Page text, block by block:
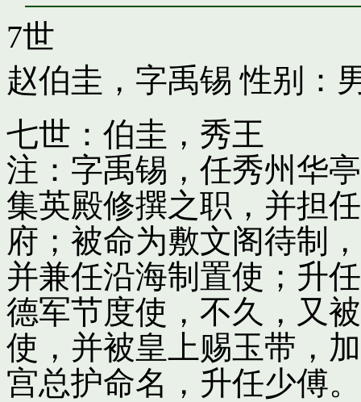
7世
赵伯圭，字禹锡 性别：
七世：伯圭，秀王
注：字禹锡，任秀州华
集英殿修撰之职，并担
府；被命为敷文阁待制
并兼任沿海制置使；升
德军节度使，不久，又
使，并被皇上赐玉带，
宫总护命名，升任少傅